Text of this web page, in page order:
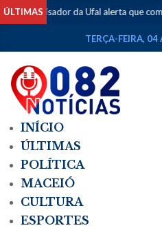
ÚLTIMAS
Pesquisador da Ufal alerta que
TERÇA-FEIRA,
INÍCIO
ÚLTIMAS
POLÍTICA
MACEIÓ
CULTURA
ESPORTES